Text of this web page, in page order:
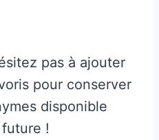
pas à ajouter
pour conserver
disponible
!